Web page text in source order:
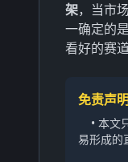
架，当市
一确定的
看好的赛
免责声
• 本文
易形成的